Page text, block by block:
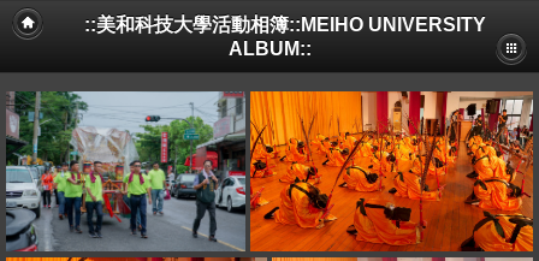
::美和科技大學活動相簿::MEIHO UNIVERSITY
ALBUM::